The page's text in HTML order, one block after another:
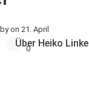
Über Heiko Linke
on 21. April
0